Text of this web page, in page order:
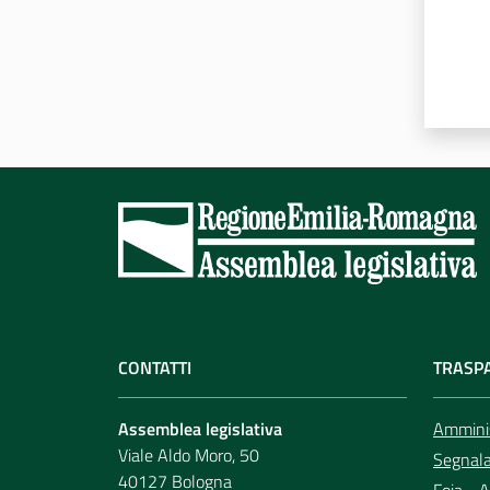
CONTATTI
Assemblea legislativa
Viale Aldo Moro, 50
40127 Bologna